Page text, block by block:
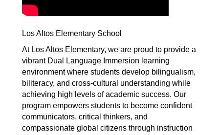
Los Altos Elementary School
At Los Altos Elementary, we are proud to provide a
vibrant Dual Language Immersion learning
environment where students develop bilingualism,
biliteracy, and cross-cultural understanding while
achieving high levels of academic success. Our
program empowers students to become confident
communicators, critical thinkers, and
compassionate global citizens through instruction